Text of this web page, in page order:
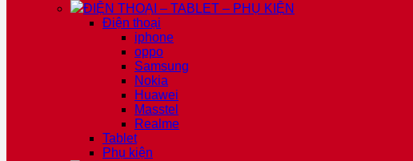
ĐIỆN THOẠI – TABLET – PHỤ KIỆN
Điện thoại
iphone
oppo
Samsung
Nokia
Huawei
Masstel
Realme
Tablet
Phụ kiện